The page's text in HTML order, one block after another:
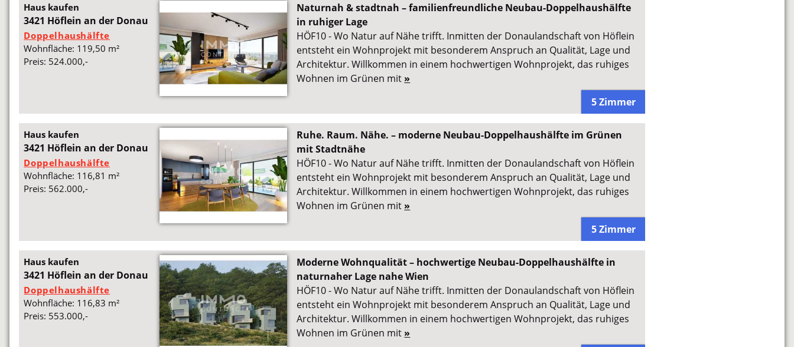
Haus kaufen
3421 Höflein an der Donau
Doppelhaushälfte
Wohnfläche: 119,50 m²
Preis: 524.000,-
Naturnah & stadtnah – familienfreundliche Neubau-Doppelhaushälfte
in ruhiger Lage
HÖF10 - Wo Natur auf Nähe trifft. Inmitten der Donaulandschaft von Höflein
entsteht ein Wohnprojekt mit besonderem Anspruch an Qualität, Lage und
Architektur. Willkommen in einem hochwertigen Wohnprojekt, das ruhiges
Wohnen im Grünen mit »
5 Zimmer
Haus kaufen
3421 Höflein an der Donau
Doppelhaushälfte
Wohnfläche: 116,81 m²
Preis: 562.000,-
Ruhe. Raum. Nähe. – moderne Neubau-Doppelhaushälfte im Grünen
mit Stadtnähe
HÖF10 - Wo Natur auf Nähe trifft. Inmitten der Donaulandschaft von Höflein
entsteht ein Wohnprojekt mit besonderem Anspruch an Qualität, Lage und
Architektur. Willkommen in einem hochwertigen Wohnprojekt, das ruhiges
Wohnen im Grünen mit »
5 Zimmer
Haus kaufen
3421 Höflein an der Donau
Doppelhaushälfte
Wohnfläche: 116,83 m²
Preis: 553.000,-
Moderne Wohnqualität – hochwertige Neubau-Doppelhaushälfte in
naturnaher Lage nahe Wien
HÖF10 - Wo Natur auf Nähe trifft. Inmitten der Donaulandschaft von Höflein
entsteht ein Wohnprojekt mit besonderem Anspruch an Qualität, Lage und
Architektur. Willkommen in einem hochwertigen Wohnprojekt, das ruhiges
Wohnen im Grünen mit »